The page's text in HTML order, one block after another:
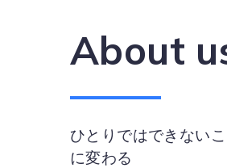
About
ひとりではできない
に変わる